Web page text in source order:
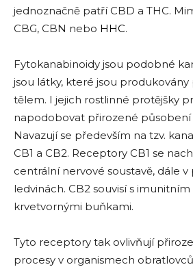
jednoznačně patří CBD a THC.
CBG, CBN nebo HHC.
Fytokanabinoidy jsou podobné
jsou látky, které jsou
tělem. I jejich rostlinné protějšky
napodobovat přirozené působení
Navazují se především na tzv.
CB1 a CB2. Receptory CB1 se
centrální nervové soustavě, dále v
ledvinách. CB2 souvisí s
krvetvornými buňkami.
Tyto receptory tak ovlivňují
procesy v organismech